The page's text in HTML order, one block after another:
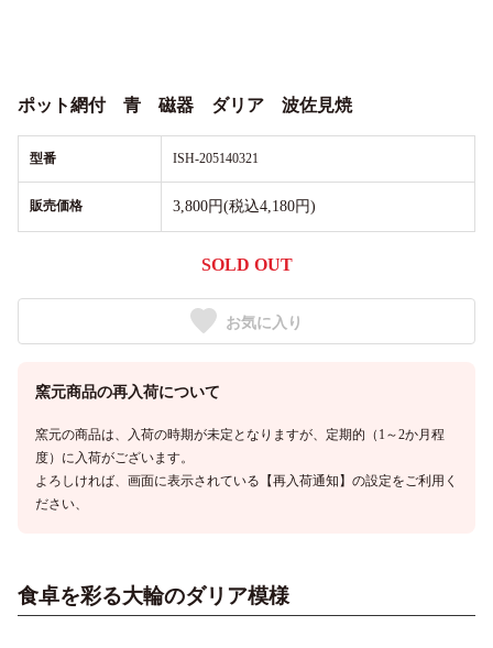
ポット網付 青 磁器 ダリア 波佐見焼
型番 ISH-205140321
販売価格 3,800円(税込4,180円)
SOLD OUT
お気に入り
窯元商品の再入荷について
窯元の商品は、入荷の時期が未定となりますが、定期的（1～2か月程
度）に入荷がございます。
よろしければ、画面に表示されている【再入荷通知】の設定をご利用く
ださい、
食卓を彩る大輪のダリア模様